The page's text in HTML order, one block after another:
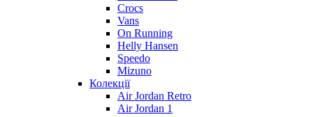
Crocs
Vans
On Running
Helly Hansen
Speedo
Mizuno
Колекції
Air Jordan Retro
Air Jordan 1